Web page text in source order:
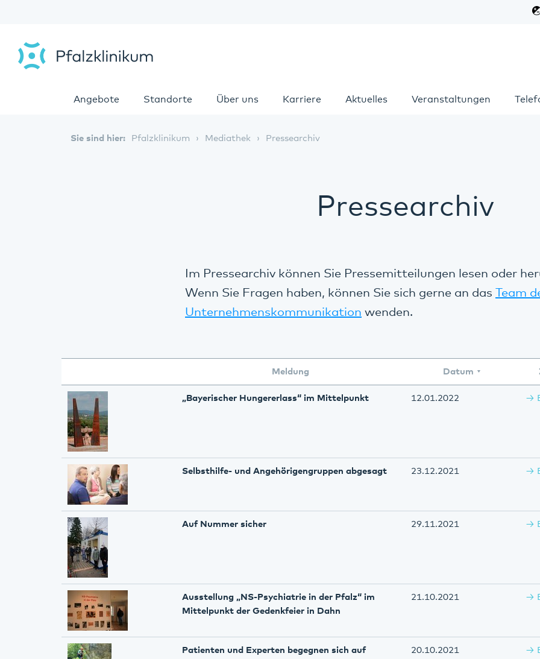
Angebote Standorte Über uns Karriere Aktuelles Veranstaltungen
Sie sind hier: Pfalzklinikum Mediathek Pressearchiv
Pressearchiv
Im Pressearchiv können Sie Pressemitteilungen lesen oder
Wenn Sie Fragen haben, können Sie sich gerne an das
Team
Unternehmenskommunikation wenden.
Meldung Datum
„Bayerischer Hungererlass“ im Mittelpunkt 12.01.2022
Selbsthilfe- und Angehörigengruppen abgesagt 23.12.2021
Auf Nummer sicher 29.11.2021
Ausstellung „NS-Psychiatrie in der Pfalz“ im
Mittelpunkt der Gedenkfeier in Dahn
21.10.2021
Patienten und Experten begegnen sich auf
20.10.2021